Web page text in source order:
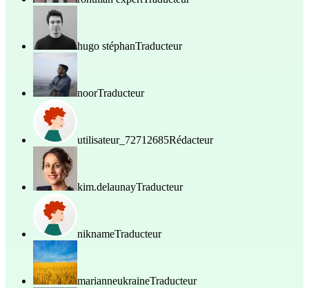
hugo stéphanTraducteur
noorTraducteur
utilisateur_72712685Rédacteur
kim.delaunayTraducteur
niknameTraducteur
marianneukraineTraducteur